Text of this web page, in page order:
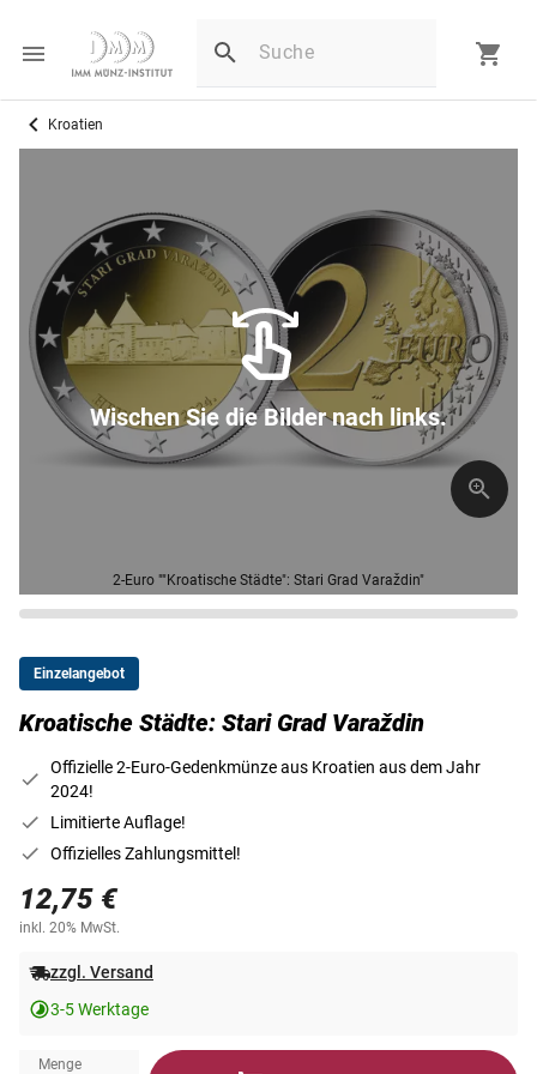
Kroatien
2-Euro ""Kroatische Städte": Stari Grad Varaždin"
Wischen Sie die Bilder nach links.
Einzelangebot
Kroatische Städte: Stari Grad Varaždin
Offizielle 2-Euro-Gedenkmünze aus Kroatien aus dem Jahr
2024!
Limitierte Auflage!
Offizielles Zahlungsmittel!
12,75 €
inkl. 20% MwSt.
zzgl. Versand
3-5 Werktage
Menge